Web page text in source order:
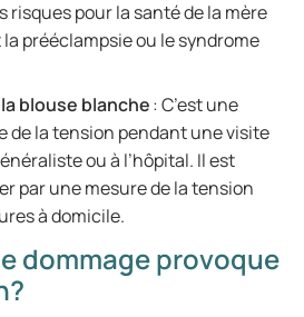
risques pour la santé de la mère
prééclampsie ou le syndrome
blouse blanche: C’est une
de la tension pendant une visite
ou à l’hôpital. Il est
par une mesure de la tension
à domicile.
dommage provoque